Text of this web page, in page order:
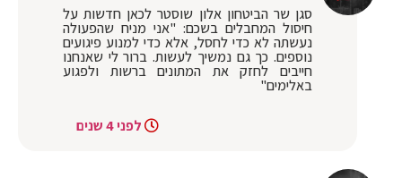
‏סגן שר הביטחון אלון שוסטר לכאן חדשות על
חיסול המחבלים בשכם: "אני מניח שהפעולה
נעשתה לא כדי לחסל, אלא כדי למנוע פיגועים
נוספים. כך גם נמשיך לעשות. ברור לי שאנחנו
חייבים לחזק את המתונים ברשות ולפגוע
באלימים"
לפני 4 שנים